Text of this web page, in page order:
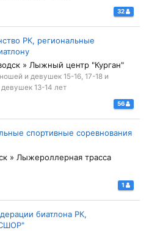
32
РК, региональные
» Лыжный центр "Курган"
и девушек 15-16, 17-18 и
13-14 лет
56
спортивные соревнования
» Лыжероллерная трасса
1
биатлона РК,